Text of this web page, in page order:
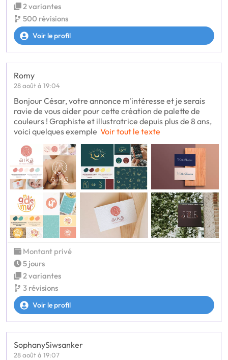
2 variantes
500 révisions
Voir le profil
Romy
28 août à 19:04
Bonjour César, votre annonce m'intéresse et je serais
ravie de vous aider pour cette création de palette de
couleurs ! Graphiste et illustratrice depuis plus de 8 ans,
voici quelques exemple Voir tout le texte
Montant privé
5 jours
2 variantes
3 révisions
Voir le profil
SophanySiwsanker
28 août à 19:07